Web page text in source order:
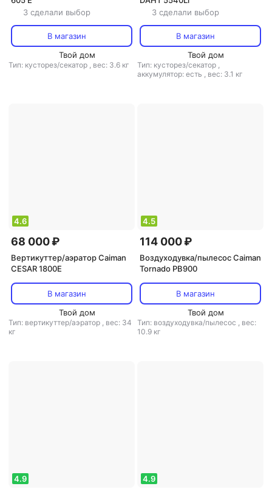
3 сделали выбор
В магазин
Твой дом
Тип: кусторез/секатор , вес: 3.6 кг
3 сделали выбор
В магазин
Твой дом
Тип: кусторез/секатор ,
аккумулятор: есть , вес: 3.1 кг
4.6
68 000 ₽
Вертикуттер/аэратор Caiman
CESAR 1800E
В магазин
Твой дом
Тип: вертикуттер/аэратор , вес: 34
кг
4.5
114 000 ₽
Воздуходувка/пылесос Caiman
Tornado PB900
В магазин
Твой дом
Тип: воздуходувка/пылесос , вес:
10.9 кг
4.9 4.9